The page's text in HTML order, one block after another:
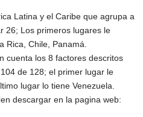
Latina y el Caribe que agrupa a
26; Los primeros lugares le
Rica, Chile, Panamá.
cuenta los 8 factores descritos
de 128; el primer lugar le
lugar lo tiene Venezuela.
descargar en la pagina web: